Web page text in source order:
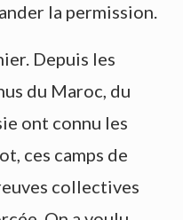
la permission.
Depuis les
du Maroc, du
ont connu les
ces camps de
collectives